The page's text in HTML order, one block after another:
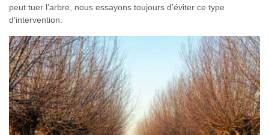
peut tuer l’arbre, nous essayons toujours d’éviter ce type
d’intervention.